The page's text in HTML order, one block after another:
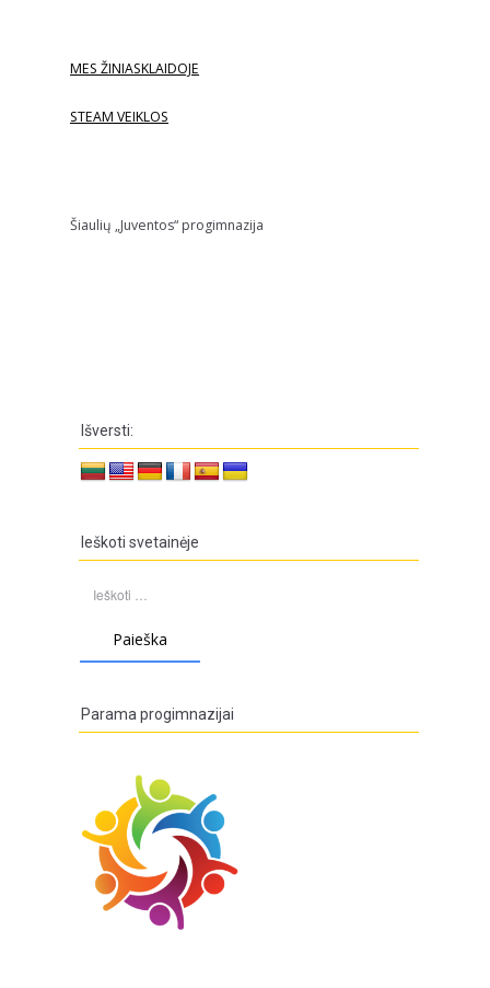
MES ŽINIASKLAIDOJE
STEAM VEIKLOS
Šiaulių „Juventos“ progimnazija
Išversti:
Ieškoti svetainėje
Parama progimnazijai